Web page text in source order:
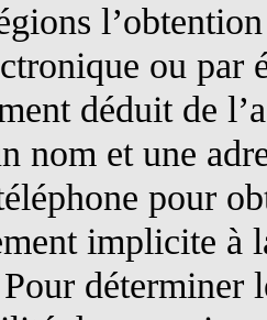
ou par
déduit de
nom et une
pour
implicite à
déterminer